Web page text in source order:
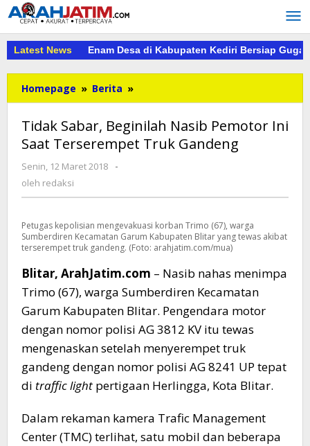
Lewati
ke
konten
Latest News Enam Desa di Kabupaten Kediri Bersiap
Homepage » Berita »
Sabar,
Nasib
Pemotor
Gandeng
Tidak Sabar, Beginilah Nasib Pemotor Ini
Saat Terserempet Truk Gandeng
Senin, 12 Maret 2018
oleh
-
oleh redaksi
Petugas kepolisian mengevakuasi korban Trimo (67), warga
Sumberdiren Kecamatan Garum Kabupaten Blitar yang tewas akibat
terserempet truk gandeng. (Foto: arahjatim.com/mua)
Blitar, ArahJatim.com – Nasib nahas menimpa
Trimo (67), warga Sumberdiren Kecamatan
Garum Kabupaten Blitar. Pengendara motor
dengan nomor polisi AG 3812 KV itu tewas
mengenaskan setelah menyerempet truk
gandeng dengan nomor polisi AG 8241 UP tepat
di traffic light pertigaan Herlingga, Kota Blitar.
Dalam rekaman kamera Trafic Management
Center (TMC) terlihat, satu mobil dan beberapa